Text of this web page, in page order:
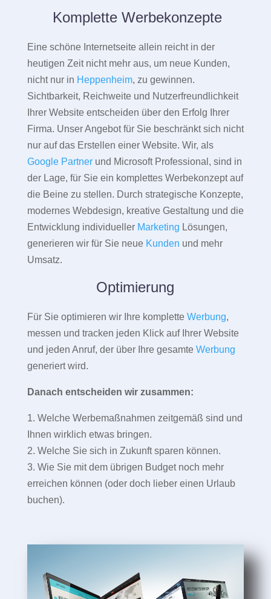
Komplette Werbekonzepte
Eine schöne Internetseite allein reicht in der
heutigen Zeit nicht mehr aus, um neue Kunden,
nicht nur in Heppenheim, zu gewinnen.
Sichtbarkeit, Reichweite und Nutzerfreundlichkeit
Ihrer Website entscheiden über den Erfolg Ihrer
Firma. Unser Angebot für Sie beschränkt sich nicht
nur auf das Erstellen einer Website. Wir, als
Google Partnerund Microsoft Professional, sind in
der Lage, für Sie ein komplettes Werbekonzept auf
die Beine zu stellen. Durch strategische Konzepte,
modernes Webdesign, kreative Gestaltung und die
Entwicklung individueller Marketing Lösungen,
generieren wir für Sie neue Kunden und mehr
Umsatz.
Optimierung
Für Sie optimieren wir Ihre komplette Werbung,
messen und tracken jeden Klick auf Ihrer Website
und jeden Anruf, der über Ihre gesamte Werbung
generiert wird.
Danach entscheiden wir zusammen:
1. Welche Werbemaßnahmen zeitgemäß sind und
Ihnen wirklich etwas bringen.
2. Welche Sie sich in Zukunft sparen können.
3. Wie Sie mit dem übrigen Budget noch mehr
erreichen können (oder doch lieber einen Urlaub
buchen).